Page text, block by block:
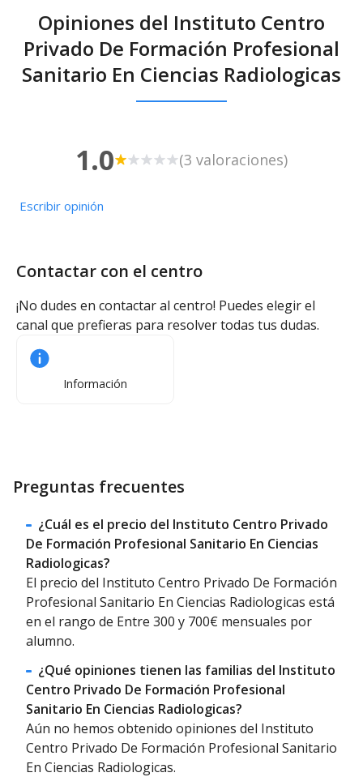
Opiniones del Instituto Centro
Privado De Formación Profesional
Sanitario En Ciencias Radiologicas
1.0 (3 valoraciones)
Escribir opinión
Contactar con el centro
¡No dudes en contactar al centro! Puedes elegir el
canal que prefieras para resolver todas tus dudas.
Información
Preguntas frecuentes
¿Cuál es el precio del Instituto Centro Privado
De Formación Profesional Sanitario En Ciencias
Radiologicas?
El precio del Instituto Centro Privado De Formación
Profesional Sanitario En Ciencias Radiologicas está
en el rango de Entre 300 y 700€ mensuales por
alumno.
¿Qué opiniones tienen las familias del Instituto
Centro Privado De Formación Profesional
Sanitario En Ciencias Radiologicas?
Aún no hemos obtenido opiniones del Instituto
Centro Privado De Formación Profesional Sanitario
En Ciencias Radiologicas.